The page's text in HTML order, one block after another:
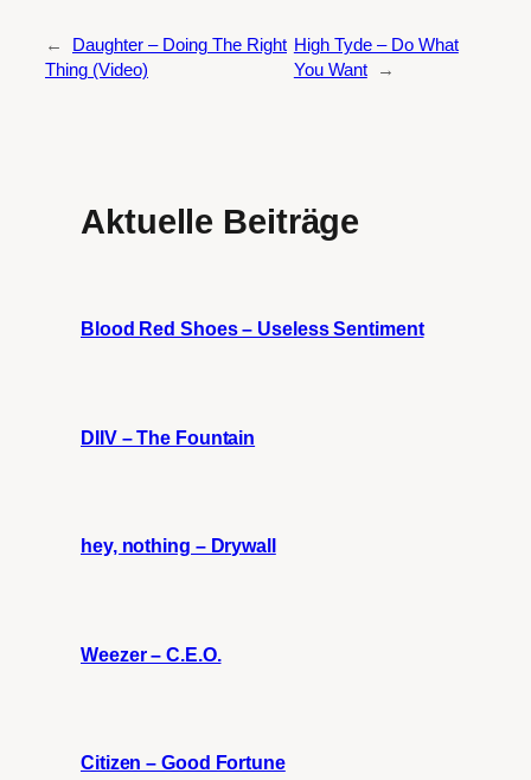
←
Daughter – Doing The Right
Thing (Video)
High Tyde – Do What
You Want
→
Aktuelle Beiträge
Blood Red Shoes – Useless Sentiment
DIIV – The Fountain
hey, nothing – Drywall
Weezer – C.E.O.
Citizen – Good Fortune